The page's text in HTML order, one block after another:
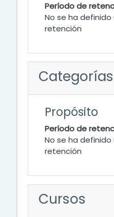
Período de
No se ha
retención
Propósito
Período de
No se ha
retención
Cursos